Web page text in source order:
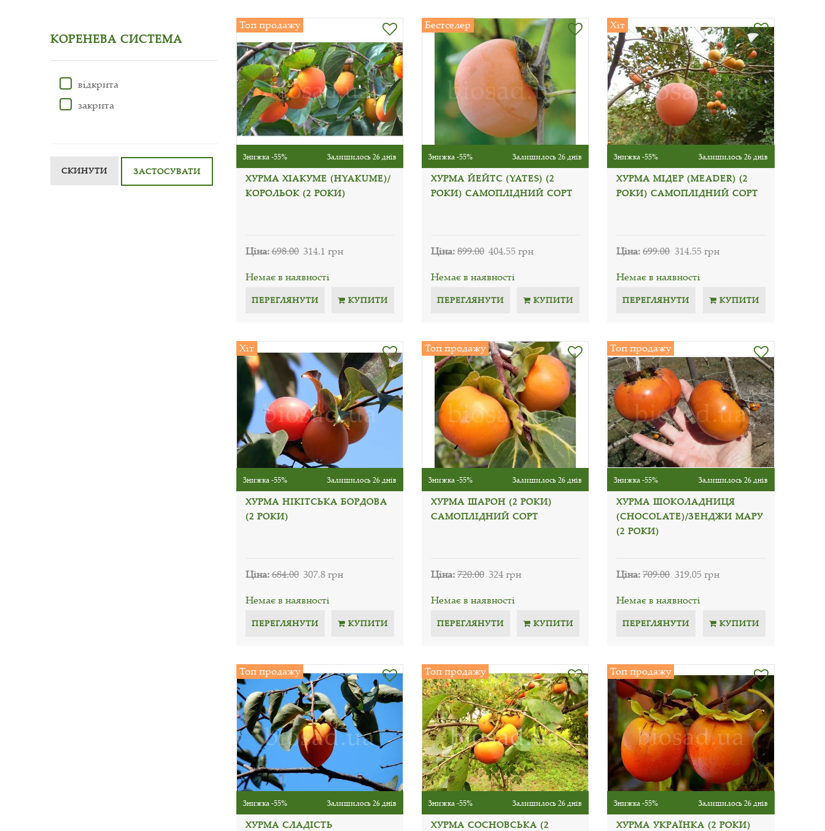
КОРЕНЕВА СИСТЕМА
відкрита
закрита
СКИНУТИ ЗАСТОСУВАТИ
Топ продажу
Знижка -55% Залишилось 26 днів
ХУРМА ХІАКУМЕ (HYAKUME)/
КОРОЛЬОК (2 РОКИ)
Ціна:698.00 314.1 грн
Немає в наявності
ПЕРЕГЛЯНУТИ КУПИТИ
Бестселер
Знижка -55% Залишилось 26 днів
ХУРМА ЙЕЙТС (YATES) (2
РОКИ) САМОПЛІДНИЙ СОРТ
Ціна:899.00 404.55 грн
Немає в наявності
ПЕРЕГЛЯНУТИ КУПИТИ
Хіт
Знижка -55% Залишилось 26 днів
ХУРМА МІДЕР (MEADER) (2
РОКИ) САМОПЛІДНИЙ СОРТ
Ціна:699.00 314.55 грн
Немає в наявності
ПЕРЕГЛЯНУТИ КУПИТИ
Хіт
Знижка -55% Залишилось 26 днів
ХУРМА НІКІТСЬКА БОРДОВА
(2 РОКИ)
Ціна:684.00 307.8 грн
Немає в наявності
ПЕРЕГЛЯНУТИ КУПИТИ
Топ продажу
Знижка -55% Залишилось 26 днів
ХУРМА ШАРОН (2 РОКИ)
САМОПЛІДНИЙ СОРТ
Ціна:720.00 324 грн
Немає в наявності
ПЕРЕГЛЯНУТИ КУПИТИ
Топ продажу
Знижка -55% Залишилось 26 днів
ХУРМА ШОКОЛАДНИЦЯ
(CHOCOLATE)/ЗЕНДЖИ МАРУ
(2 РОКИ)
Ціна:709.00 319.05 грн
Немає в наявності
ПЕРЕГЛЯНУТИ КУПИТИ
Топ продажу
Знижка -55% Залишилось 26 днів
ХУРМА СЛАДІСТЬ
Топ продажу
Знижка -55% Залишилось 26 днів
ХУРМА СОСНОВСЬКА (2
Топ продажу
Знижка -55% Залишилось 26 днів
ХУРМА УКРАЇНКА (2 РОКИ)